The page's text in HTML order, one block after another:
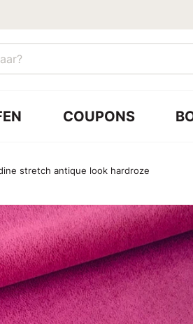
COUPONS
stretch antique look hardroze